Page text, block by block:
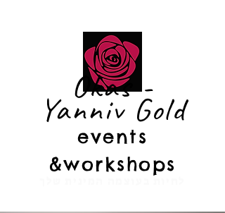
Okas -
Yanniv Gold
events
&workshops